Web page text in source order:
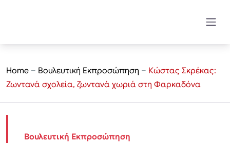
Home – Βουλευτική Εκπροσώπηση – Κώστας Σκρέκας:
Ζωντανά σχολεία, ζωντανά χωριά στη Φαρκαδόνα
Βουλευτική Εκπροσώπηση